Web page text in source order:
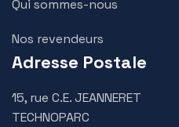
Qui sommes-nous
Nos revendeurs
Adresse Postale
15, rue C.E. JEANNERET
TECHNOPARC